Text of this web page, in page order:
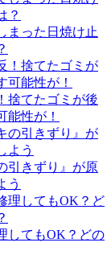
まった日焼け止
捨てたゴミが後
能性が！
引きずり』が原
う
してもOK？どの